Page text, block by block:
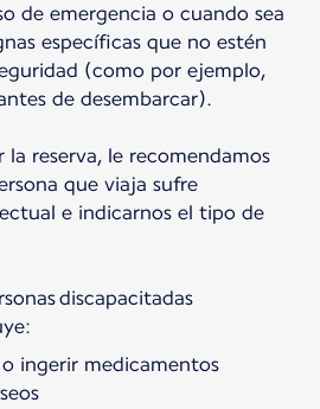
de emergencia o cuando sea
específicas que no estén
(como por ejemplo,
de desembarcar).
reserva, le recomendamos
que viaja sufre
e indicarnos el tipo de
discapacitadas
ingerir medicamentos